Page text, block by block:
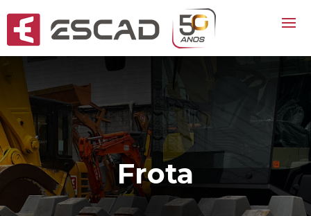
Frota